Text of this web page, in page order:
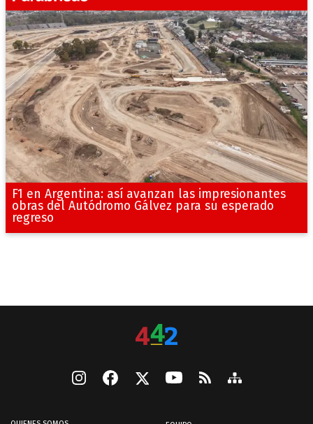
F1 en Argentina: así avanzan las impresionantes
obras del Autódromo Gálvez para su esperado
regreso